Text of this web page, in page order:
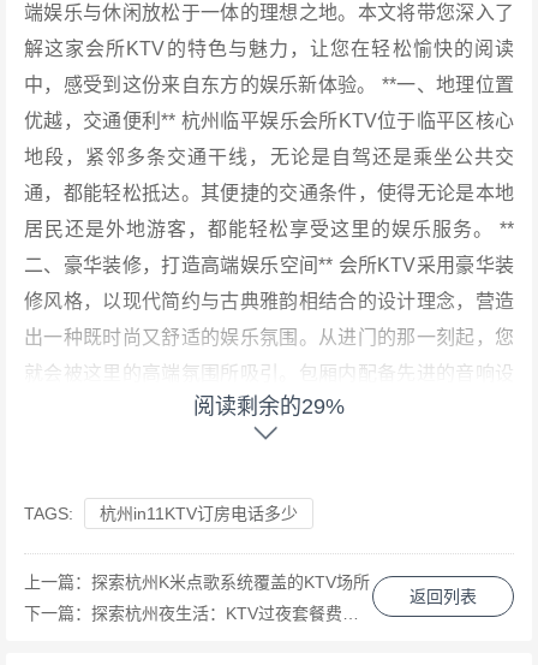
端娱乐与休闲放松于一体的理想之地。本文将带您深入了
解这家会所KTV的特色与魅力，让您在轻松愉快的阅读
中，感受到这份来自东方的娱乐新体验。 **一、地理位置
优越，交通便利** 杭州临平娱乐会所KTV位于临平区核心
地段，紧邻多条交通干线，无论是自驾还是乘坐公共交
通，都能轻松抵达。其便捷的交通条件，使得无论是本地
居民还是外地游客，都能轻松享受这里的娱乐服务。 **
二、豪华装修，打造高端娱乐空间** 会所KTV采用豪华装
修风格，以现代简约与古典雅韵相结合的设计理念，营造
出一种既时尚又舒适的娱乐氛围。从进门的那一刻起，您
就会被这里的高端氛围所吸引。包厢内配备先进的音响设
备、高清LED屏幕以及舒适的沙发座椅，让您在享受音乐
的同时，也能感受到视觉与听觉的双重盛宴。 **三、丰富
们深知每一位顾客都有自己独特的音乐品味。因此，我们
精心挑选了海量歌曲，涵盖了流行、摇滚、爵士、古典等
多种音乐风格。无论您是哪一种音乐爱好者，都能在这里
找到心仪的曲目。此外，我们还支持在线点歌功能，让您
阅读剩余的29%
TAGS: 杭州in11KTV订房电话多少
返回列表
上一篇： 探索杭州K米点歌系统覆盖的KTV场所
下一篇： 探索杭州夜生活：KTV过夜套餐费用全解析